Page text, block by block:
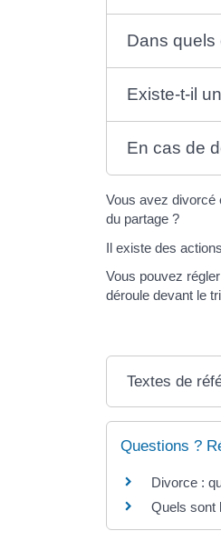
Dans quels
Existe-t-il
En cas de
Vous avez divorcé
du partage ?
Il existe des
Vous pouvez
déroule devant le
Textes de
Questions ?
Divorce :
Quels sont